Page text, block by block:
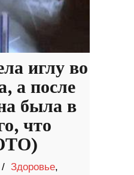
иглу во
а после
была в
что
/ Здоровье,